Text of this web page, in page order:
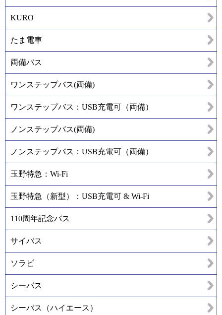
KURO
たま電車
両備バス
ワンステップバス(両備)
ワンステップバス：USB充電可（両備）
ノンステップバス(両備)
ノンステップバス：USB充電可（両備）
玉野特急：Wi-Fi
玉野特急（新型）：USB充電可 & Wi-Fi
110周年記念バス
サイバス
ソラビ
シーバス
シーバス（ハイエース）